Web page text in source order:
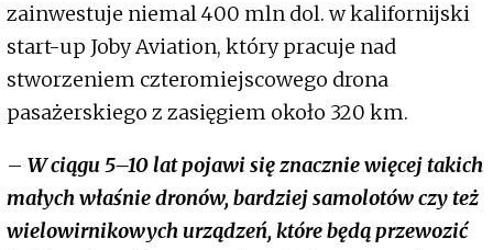
zainwestuje niemal 400 mln dol. w kalifornijski
start-up Joby Aviation, który pracuje nad
stworzeniem czteromiejscowego drona
pasażerskiego z zasięgiem około 320 km.
– W ciągu 5–10 lat pojawi się znacznie więcej takich
małych właśnie dronów, bardziej samolotów czy też
wielowirnikowych urządzeń, które będą przewozić